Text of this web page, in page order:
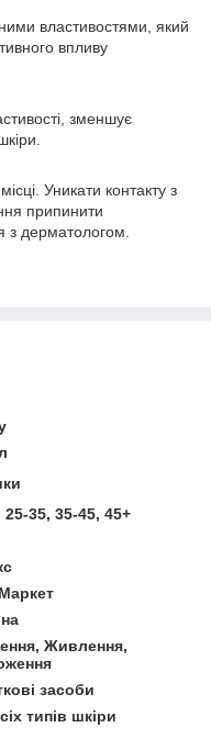
властивостями, який
впливу
зменшує
Уникати контакту з
припинити
з дерматологом.
25-35, 35-45, 45+
Живлення,
засоби
типів шкіри